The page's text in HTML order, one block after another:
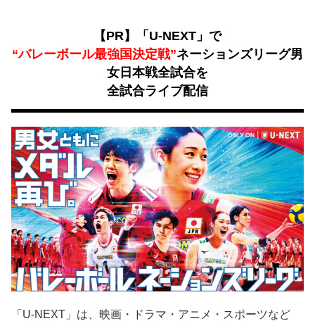
【PR】「U-NEXT」で
“バレーボール最強国決定戦”ネーションズリーグ男
女日本戦全試合を
全試合ライブ配信
「U-NEXT」は、映画・ドラマ・アニメ・スポーツなど